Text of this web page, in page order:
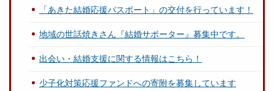
「あきた結婚応援パスポート」の交付を行っています！
地域の世話焼きさん『結婚サポーター』募集中です。
出会い・結婚支援に関する情報はこちら！
少子化対策応援ファンドへの寄附を募集しています